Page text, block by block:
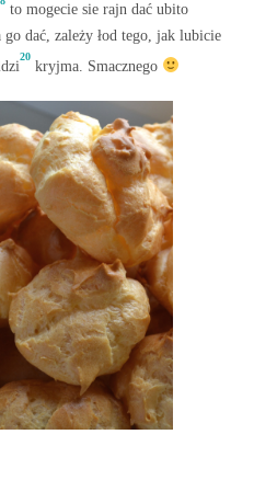
to mogecie sie rajn dać ubito
go dać, zależy łod tego, jak lubicie
20
kryjma. Smacznego